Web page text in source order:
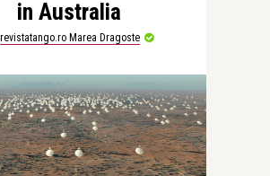
in Australia
revistatango.ro Marea Dragoste